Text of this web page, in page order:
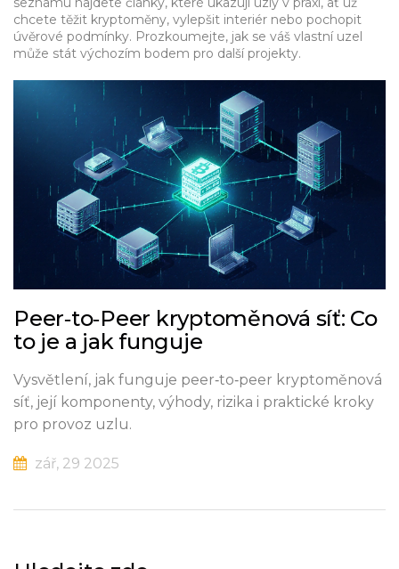
chcete těžit kryptoměny, vylepšit interiér nebo pochopit
úvěrové podmínky. Prozkoumejte, jak se váš vlastní uzel
může stát výchozím bodem pro další projekty.
Peer‑to‑Peer kryptoměnová síť: Co
to je a jak funguje
Vysvětlení, jak funguje peer‑to‑peer kryptoměnová
síť, její komponenty, výhody, rizika i praktické kroky
pro provoz uzlu.
zář, 29 2025